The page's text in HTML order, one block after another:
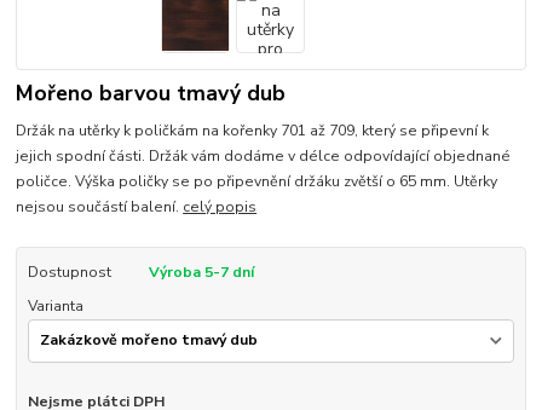
Mořeno barvou tmavý dub
Držák na utěrky k poličkám na kořenky 701 až 709, který se připevní k
jejich spodní části. Držák vám dodáme v délce odpovídající objednané
poličce. Výška poličky se po připevnění držáku zvětší o 65 mm. Utěrky
nejsou součástí balení. celý popis
Dostupnost
Výroba 5-7 dní
Varianta
Nejsme plátci DPH